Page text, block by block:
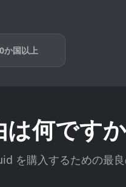
か国以上
何です
を購入するための最